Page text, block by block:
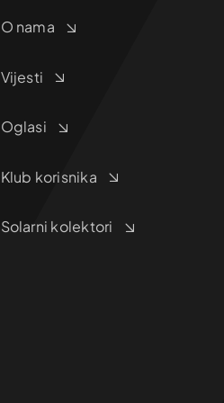
O nama
Vijesti
Oglasi
Klub korisnika
Solarni kolektori